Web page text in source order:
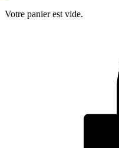
Votre panier est vide.